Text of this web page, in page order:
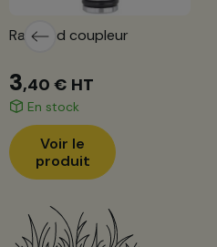
Raccord coupleur
3,40 € HT
En stock
Voir le
produit